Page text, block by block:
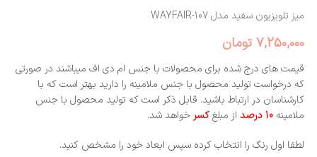
میز تلویزیون سفید مدل WAYFAIR-107
7,250,000 تومان
قیمت های درج شده برای محصولات با جنس ام دی اف میباشند در صورتی
که درخواست تولید محصول با جنس ملامینه را دارید بهتر است که با
کارشناسان در ارتباط باشید. قابل ذکر است که تولید محصول با جنس
ملامینه 10 درصد از مبلغکسرخواهد شد.
لطفا اول رنگ را انتخاب کرده سپس ابعاد خود را مشخص کنید.